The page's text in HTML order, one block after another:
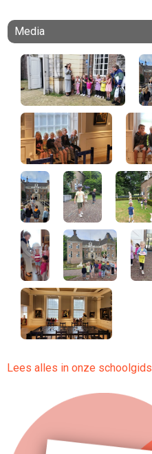
Media
Lees alles in onze schoolgids